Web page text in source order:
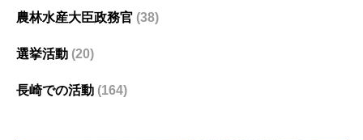
農林水産大臣政務官 (38)
選挙活動 (20)
長崎での活動 (164)